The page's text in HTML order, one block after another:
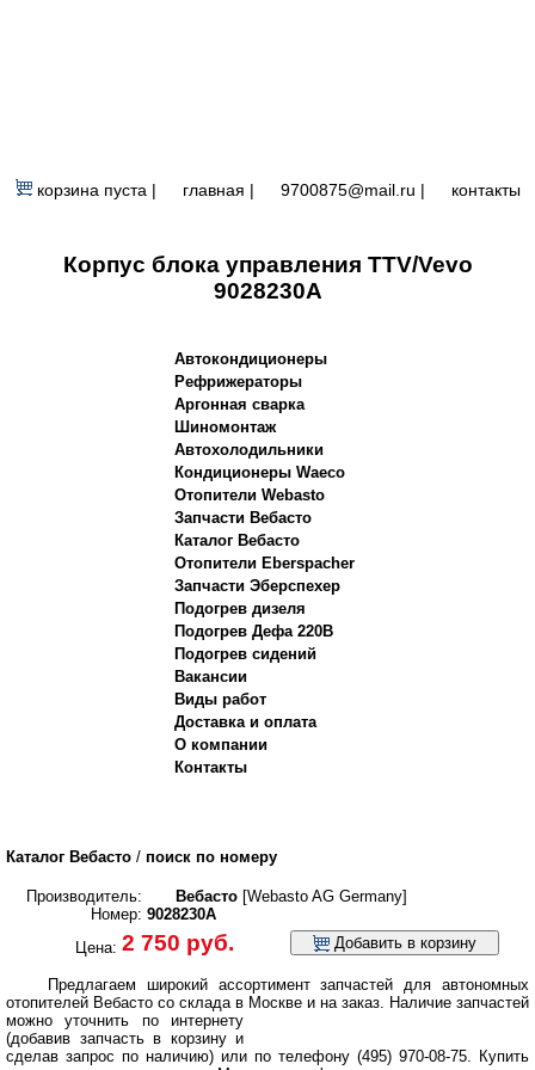
корзина пуста | главная | 9700875@mail.ru | контакты
Корпус блока управления TTV/Vevo
9028230A
Автокондиционеры
Рефрижераторы
Аргонная сварка
Шиномонтаж
Автохолодильники
Кондиционеры Waeco
Отопители Webasto
Запчасти Вебасто
Каталог Вебасто
Отопители Eberspacher
Запчасти Эберспехер
Подогрев дизеля
Подогрев Дефа 220В
Подогрев сидений
Вакансии
Виды работ
Доставка и оплата
О компании
Контакты
Каталог Вебасто / поиск по номеру
Производитель:
Номер:
Вебасто [Webasto AG Germany]
9028230A
Цена: 2 750 руб. Добавить в корзину
Предлагаем широкий ассортимент запчастей для автономных
отопителей Вебасто со склада в Москве и на заказ. Наличие запчастей
можно уточнить по интернету
(добавив запчасть в корзину и
сделав запрос по наличию) или по телефону (495) 970-08-75. Купить